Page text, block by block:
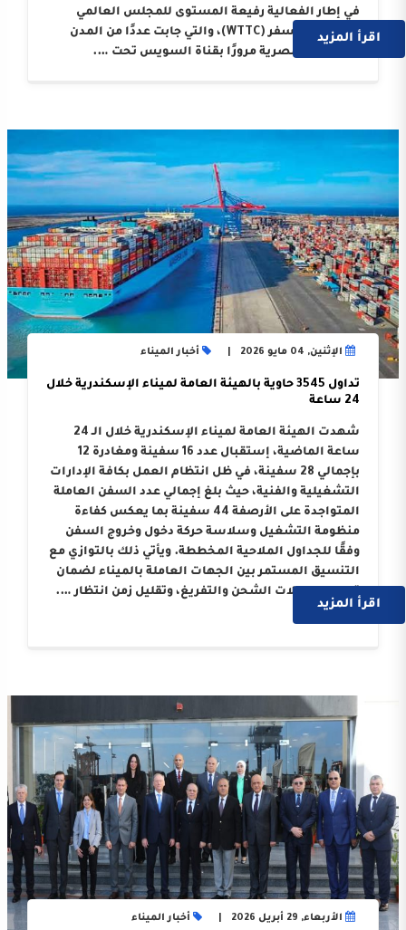
في إطار الفعالية رفيعة المستوى للمجلس العالمي
للسياحة والسفر (WTTC)، والتي جابت عددًا من المدن
والموانئ المصرية مرورًا بقناة السويس تحت ….
اقرأ المزيد
الإثنين, 04 مايو 2026 أخبار الميناء
تداول 3545 حاوية بالهيئة العامة لميناء الإسكندرية خلال
24 ساعة
شهدت الهيئة العامة لميناء الإسكندرية خلال الـ 24
ساعة الماضية، إستقبال عدد 16 سفينة ومغادرة 12
بإجمالي 28 سفينة، في ظل انتظام العمل بكافة الإدارات
التشغيلية والفنية، حيث بلغ إجمالي عدد السفن العاملة
المتواجدة على الأرصفة 44 سفينة بما يعكس كفاءة
منظومة التشغيل وسلاسة حركة دخول وخروج السفن
وفقًا للجداول الملاحية المخططة. ويأتي ذلك بالتوازي مع
التنسيق المستمر بين الجهات العاملة بالميناء لضمان
تسريع معدلات الشحن والتفريغ، وتقليل زمن انتظار ….
اقرأ المزيد
الأربعاء, 29 أبريل 2026 أخبار الميناء